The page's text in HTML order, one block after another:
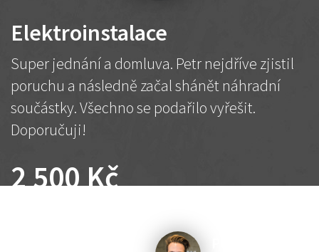
Elektroinstalace
Super jednání a domluva. Petr nejdříve zjistil
poruchu a následně začal shánět náhradní
součástky. Všechno se podařilo vyřešit.
Doporučuji!
2 500 Kč